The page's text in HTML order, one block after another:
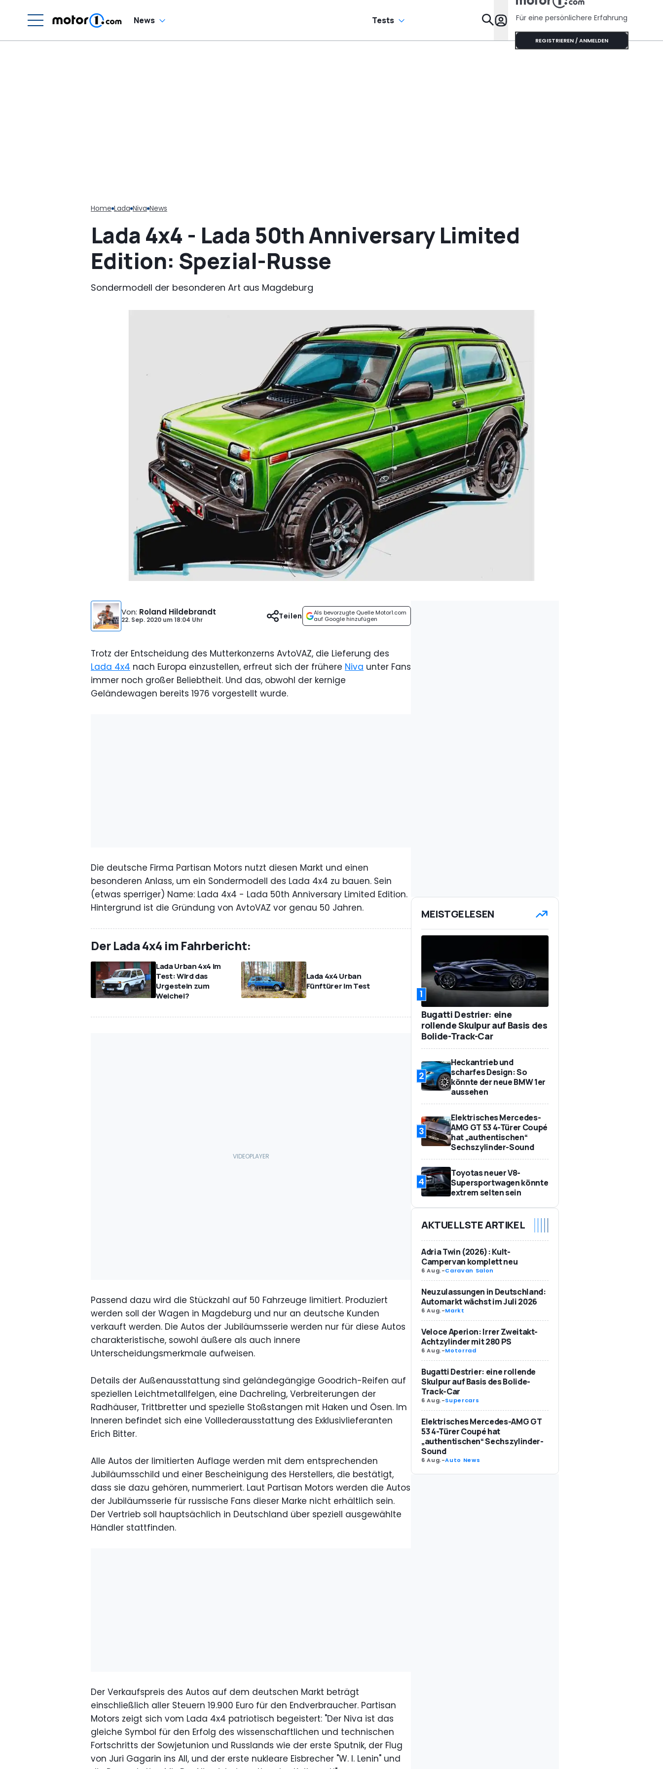
News Tests Specials
Für eine persönlichere Erfahrung
REGISTRIEREN / ANMELDEN
Home Lada Niva News
Lada 4x4 - Lada 50th Anniversary Limited
Edition: Spezial-Russe
Sondermodell der besonderen Art aus Magdeburg
Von: Roland Hildebrandt
22. Sep. 2020 um18:04 Uhr
Als bevorzugte Quelle Motor1.com
auf Google hinzufügen
Teilen
Trotz der Entscheidung des Mutterkonzerns AvtoVAZ, die Lieferung des
Lada 4x4 nach Europa einzustellen, erfreut sich der frühere Niva unter Fans
immer noch großer Beliebtheit. Und das, obwohl der kernige
Geländewagen bereits 1976 vorgestellt wurde.
Die deutsche Firma Partisan Motors nutzt diesen Markt und einen
besonderen Anlass, um ein Sondermodell des Lada 4x4 zu bauen. Sein
(etwas sperriger) Name: Lada 4x4 - Lada 50th Anniversary Limited Edition.
Hintergrund ist die Gründung von AvtoVAZ vor genau 50 Jahren.
Der Lada 4x4 im Fahrbericht:
Lada Urban 4x4 im
Test: Wird das
Urgestein zum
Weichei?
Lada 4x4 Urban
Fünftürer im Test
Passend dazu wird die Stückzahl auf 50 Fahrzeuge limitiert. Produziert
werden soll der Wagen in Magdeburg und nur an deutsche Kunden
verkauft werden. Die Autos der Jubiläumsserie werden nur für diese Autos
charakteristische, sowohl äußere als auch innere
Unterscheidungsmerkmale aufweisen.
Details der Außenausstattung sind geländegängige Goodrich-Reifen auf
speziellen Leichtmetallfelgen, eine Dachreling, Verbreiterungen der
Radhäuser, Trittbretter und spezielle Stoßstangen mit Haken und Ösen. Im
Inneren befindet sich eine Volllederausstattung des Exklusivlieferanten
Erich Bitter.
Alle Autos der limitierten Auflage werden mit dem entsprechenden
Jubiläumsschild und einer Bescheinigung des Herstellers, die bestätigt,
dass sie dazu gehören, nummeriert. Laut Partisan Motors werden die Autos
der Jubiläumsserie für russische Fans dieser Marke nicht erhältlich sein.
Der Vertrieb soll hauptsächlich in Deutschland über speziell ausgewählte
Händler stattfinden.
Der Verkaufspreis des Autos auf dem deutschen Markt beträgt
einschließlich aller Steuern 19.900 Euro für den Endverbraucher. Partisan
Motors zeigt sich vom Lada 4x4 patriotisch begeistert: "Der Niva ist das
gleiche Symbol für den Erfolg des wissenschaftlichen und technischen
Fortschritts der Sowjetunion und Russlands wie der erste Sputnik, der Flug
von Juri Gagarin ins All, und der erste nukleare Eisbrecher "W. I. Lenin" und
MEISTGELESEN
1
Bugatti Destrier: eine
rollende Skulpur auf Basis des
Bolide-Track-Car
2
Heckantrieb und
scharfes Design: So
könnte der neue BMW 1er
aussehen
3
Elektrisches Mercedes-
AMG GT 53 4-Türer Coupé
hat „authentischen“
Sechszylinder-Sound
4
Toyotas neuer V8-
Supersportwagen könnte
extrem selten sein
AKTUELLSTE ARTIKEL
Adria Twin (2026): Kult-
Campervan komplett neu
6 Aug.-Caravan Salon
Neuzulassungen in Deutschland:
Automarkt wächst im Juli 2026
6 Aug.-Markt
Veloce Aperion: Irrer Zweitakt-
Achtzylinder mit 280 PS
6 Aug.-Motorrad
Bugatti Destrier: eine rollende
Skulpur auf Basis des Bolide-
Track-Car
6 Aug.-Supercars
Elektrisches Mercedes-AMG GT
53 4-Türer Coupé hat
„authentischen“ Sechszylinder-
Sound
6 Aug.-Auto News